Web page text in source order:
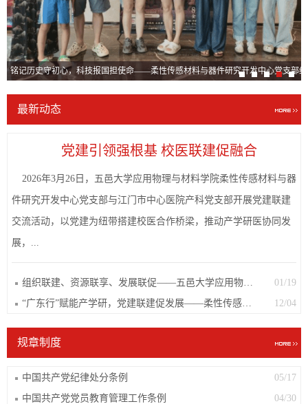
部赴江门鹤山雅图仕印刷有限公司党校开展交流学习
铭记历史守初心，科技报国担使命——柔性传感材料与器件研究开发中心党支部
最新动态
党建引领强根基 校医联建促融合
2026年3月26日，五邑大学应用物理与材料学院柔性传感材料与器
件研究开发中心党支部与江门市中心医院产科党支部开展党建联建
交流活动，以党建为纽带搭建校医合作桥梁，推动产学研医协同发
展，...
01/19
组织联建、资源联享、发展联促——五邑大学应用物理与材料学院柔性传感材料与器件研究开发中心党支部赴江门川渝商会党支部开展党建联建
12/04
“广东行”赋能产学研，党建联建促发展——柔性传感材料与器件研究开发中心党支部赴江门鹤山雅图仕印刷有限公司党校开展交流学习
规章制度
05/17
中国共产党纪律处分条例
04/30
中国共产党党员教育管理工作条例